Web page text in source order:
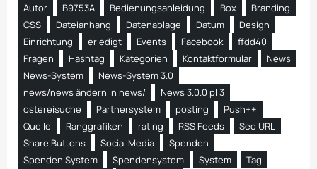
Autor B9753A Bedienungsanleidung Box
Branding
CSS
Dateianhang Datenablage Datum
Design
Einrichtung
erledigt Events Facebook
ffdd40
Fragen
Hashtag Kategorien Kontaktformular
News
News-System
News-System 3.0
news/news ändern in news/
News 3.0.0 pl 3
ostereisuche
Partnersystem posting
Push++
Quelle
Ranggrafiken rating RSS Feeds
Seo URL
Share Buttons
Social Media
Spenden
Spenden System
Spendensystem System
Tag